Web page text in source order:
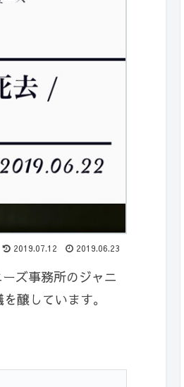
2019.07.12 2019.06.23
ズ事務所のジャニ
醸しています。